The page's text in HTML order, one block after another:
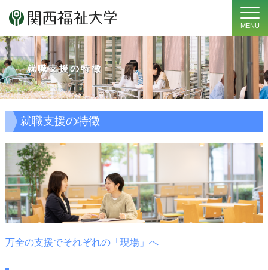
MENU
就職支援の特徴
就職支援の特徴
万全の支援でそれぞれの「現場」へ